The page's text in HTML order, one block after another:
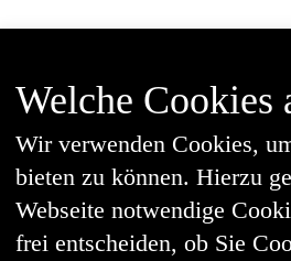
Welche Cookies
Wir verwenden Cookies,
bieten zu können. Hierzu
Webseite notwendige
frei entscheiden, ob Sie